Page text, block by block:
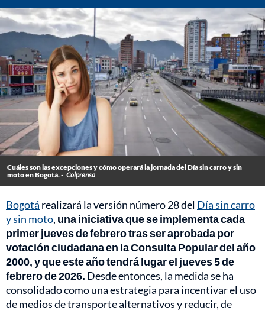
Cuáles son las excepciones y cómo operará la jornada del Día sin carro y sin
moto en Bogotá. - Colprensa
Bogotá realizará la versión número 28 del Día sin carro
y sin moto, una iniciativa que se implementa cada
primer jueves de febrero tras ser aprobada por
votación ciudadana en la Consulta Popular del año
2000, y que este año tendrá lugar el jueves 5 de
febrero de 2026. Desde entonces, la medida se ha
consolidado como una estrategia para incentivar el uso
de medios de transporte alternativos y reducir, de